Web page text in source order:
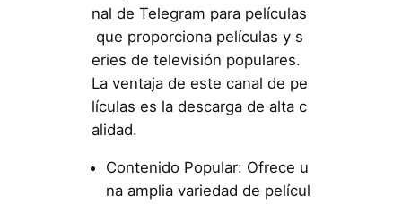
nal de Telegram para películas
que proporciona películas y s
eries de televisión populares.
La ventaja de este canal de pe
lículas es la descarga de alta c
alidad.
Contenido Popular: Ofrece u
na amplia variedad de películ